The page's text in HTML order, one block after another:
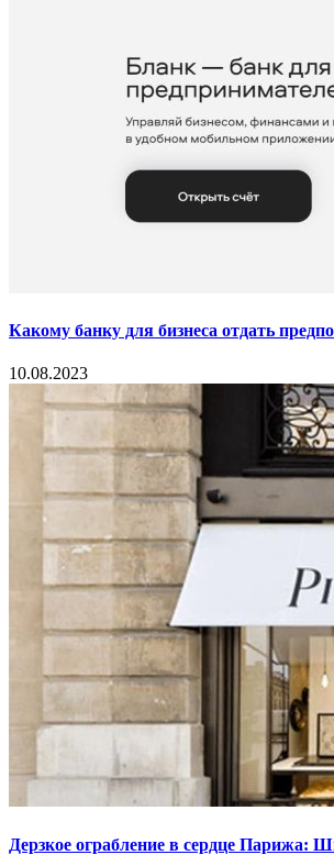
Какому банку для бизнеса отдать
10.08.2023
Дерзкое ограбление в сердце Парижа: